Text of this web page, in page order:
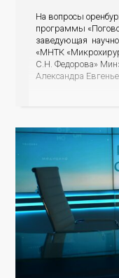
На вопросы
программы
заведующая
«МНТК
С.Н. Федорова»
Александра